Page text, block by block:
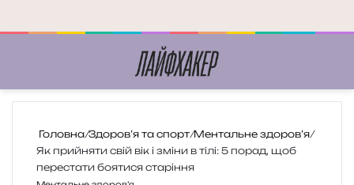
Головна/Здоров’я та спорт/Ментальне здоров’я/
Як прийняти свій вік і зміни в тілі: 5 порад, щоб
перестати боятися старіння